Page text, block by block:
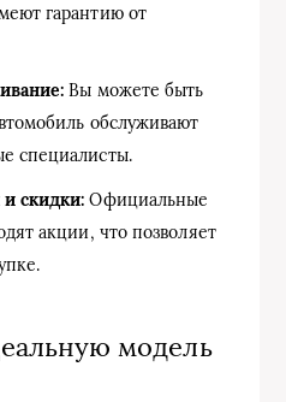
гарантию от
Вы можете быть
обслуживают
специалисты.
скидки: Официальные
акции, что позволяет
модель